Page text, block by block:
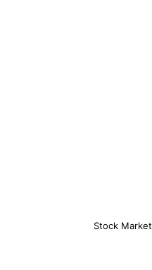
Stock Market